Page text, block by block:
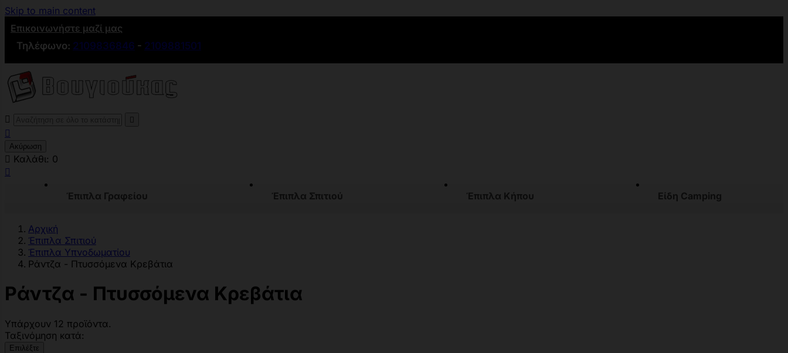
Skip to main content
Επικοινωνήστε μαζί μας
Τηλέφωνο: 2109836846 - 2109881501
 

Ακύρωση
 Καλάθι: 0

Έπιπλα Γραφείου Έπιπλα Σπιτιού Έπιπλα Κήπου Είδη Camping
Αρχική
Έπιπλα Σπιτιού
Έπιπλα Υπνoδωματίου
Ράντζα - Πτυσσόμενα Κρεβάτια
Ράντζα - Πτυσσόμενα Κρεβάτια
Υπάρχουν 12 προϊόντα.
Ταξινόμηση κατά:
Επιλέξτε